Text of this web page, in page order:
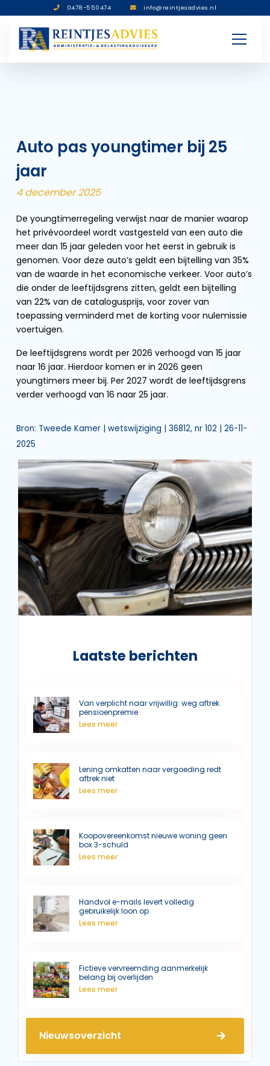
0478-550474 info@reintjesadvies.nl
Auto pas youngtimer bij 25
jaar
4 december 2025
De youngtimerregeling verwijst naar de manier waarop
het privévoordeel wordt vastgesteld van een auto die
meer dan 15 jaar geleden voor het eerst in gebruik is
genomen. Voor deze auto’s geldt een bijtelling van 35%
van de waarde in het economische verkeer. Voor auto’s
die onder de leeftijdsgrens zitten, geldt een bijtelling
van 22% van de catalogusprijs, voor zover van
toepassing verminderd met de korting voor nulemissie
voertuigen.
De leeftijdsgrens wordt per 2026 verhoogd van 15 jaar
naar 16 jaar. Hierdoor komen er in 2026 geen
youngtimers meer bij. Per 2027 wordt de leeftijdsgrens
verder verhoogd van 16 naar 25 jaar.
Bron: Tweede Kamer | wetswijziging | 36812, nr 102 | 26-11-
2025
Laatste berichten
Van verplicht naar vrijwillig: weg aftrek
pensioenpremie
Lees meer
Lening omkatten naar vergoeding redt
aftrek niet
Lees meer
Koopovereenkomst nieuwe woning geen
box 3-schuld
Lees meer
Handvol e-mails levert volledig
gebruikelijk loon op
Lees meer
Fictieve vervreemding aanmerkelijk
belang bij overlijden
Lees meer
Nieuwsoverzicht